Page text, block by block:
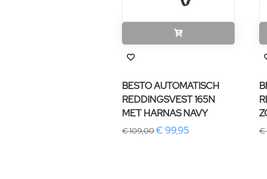
BESTO AUTOMATISCH
REDDINGSVEST 165N
MET HARNAS NAVY
€ 109,00€ 99,95 €